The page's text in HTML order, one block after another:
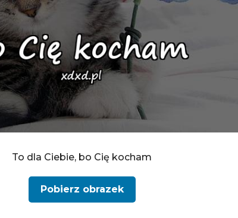
To dla Ciebie, bo Cię kocham
Pobierz obrazek